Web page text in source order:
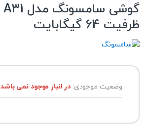
ظرفیت 64 گیگابایت
وضعیت موجودی:در انبار موجود نمی باشد